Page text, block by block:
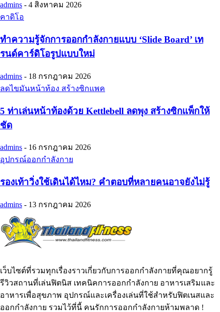
admins - 4 สิงหาคม 2026
คาดิโอ
ทำความรู้จักการออกกำลังกายแบบ ‘Slide Board’ เท
รนด์คาร์ดิโอรูปแบบใหม่
admins - 18 กรกฎาคม 2026
ลดไขมันหน้าท้อง สร้างซิกแพค
5 ท่าเล่นหน้าท้องด้วย Kettlebell ลดพุง สร้างซิกแพ็กให้
ชัด
admins - 16 กรกฎาคม 2026
อุปกรณ์ออกกำลังกาย
รองเท้าวิ่งใช้เดินได้ไหม? คำตอบที่หลายคนอาจยังไม่รู้
admins - 13 กรกฎาคม 2026
เว็บไซต์ที่รวมทุกเรื่องราวเกี่ยวกับการออกกำลังกายที่คุณอยากรู้
รีวิวสถานที่เล่นฟิตนิส เทคนิคการออกกำลังกาย อาหารเสริมและ
อาหารเพื่อสุขภาพ อุปกรณ์และเครื่องเล่นที่ใช้สำหรับฟิตเนสและ
ออกกำลังกาย รวมไว้ที่นี้ คนรักการออกกำลังกายห้ามพลาด !